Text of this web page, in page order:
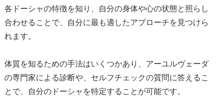
各ドーシャの特徴を知り、自分の身体や心の状態と照らし
合わせることで、自分に最も適したアプローチを見つけら
れます。
体質を知るための手法はいくつかあり、アーユルヴェーダ
の専門家による診断や、セルフチェックの質問に答えるこ
とで、自分のドーシャを特定することが可能です。